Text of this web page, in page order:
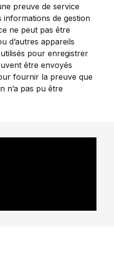
preuve de service
informations de gestion
ne peut pas être
d’autres appareils
pour enregistrer
être envoyés
fournir la preuve que
n’a pas pu être